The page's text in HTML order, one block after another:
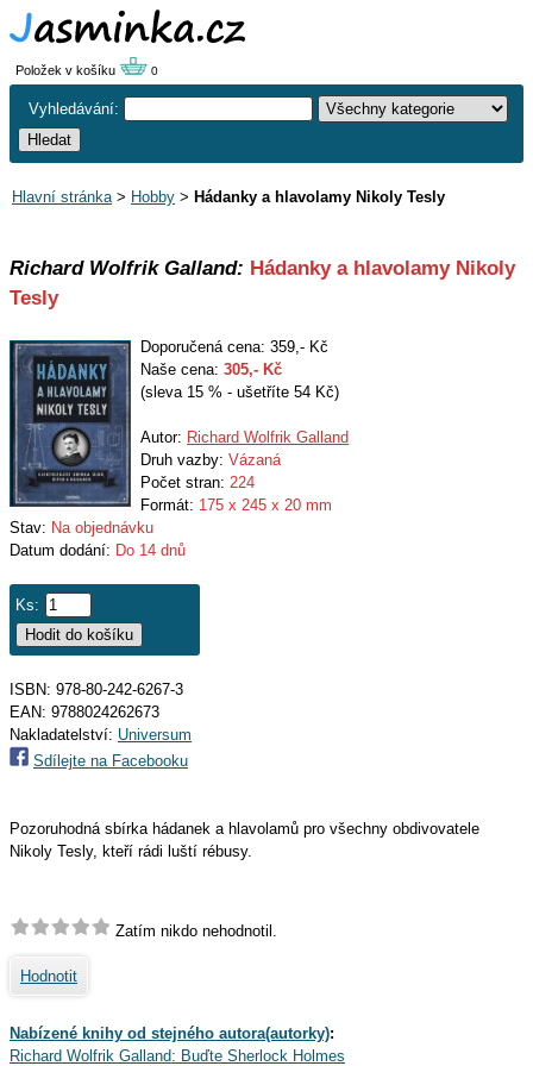
Položek v košíku 0
Vyhledávání:
Hlavní stránka> Hobby > Hádanky a hlavolamy Nikoly Tesly
Richard Wolfrik Galland: Hádanky a hlavolamy Nikoly
Tesly
Doporučená cena: 359,- Kč
Naše cena: 305,- Kč
(sleva 15 % - ušetříte 54 Kč)
Autor: Richard Wolfrik Galland
Druh vazby: Vázaná
Počet stran: 224
Formát: 175 x 245 x 20 mm
Stav: Na objednávku
Datum dodání: Do 14 dnů
Ks:
ISBN: 978-80-242-6267-3
EAN: 9788024262673
Nakladatelství: Universum
Sdílejte na Facebooku
Pozoruhodná sbírka hádanek a hlavolamů pro všechny obdivovatele
Nikoly Tesly, kteří rádi luští rébusy.
Zatím nikdo nehodnotil.
Hodnotit
Nabízené knihy od stejného autora(autorky):
Richard Wolfrik Galland: Buďte Sherlock Holmes